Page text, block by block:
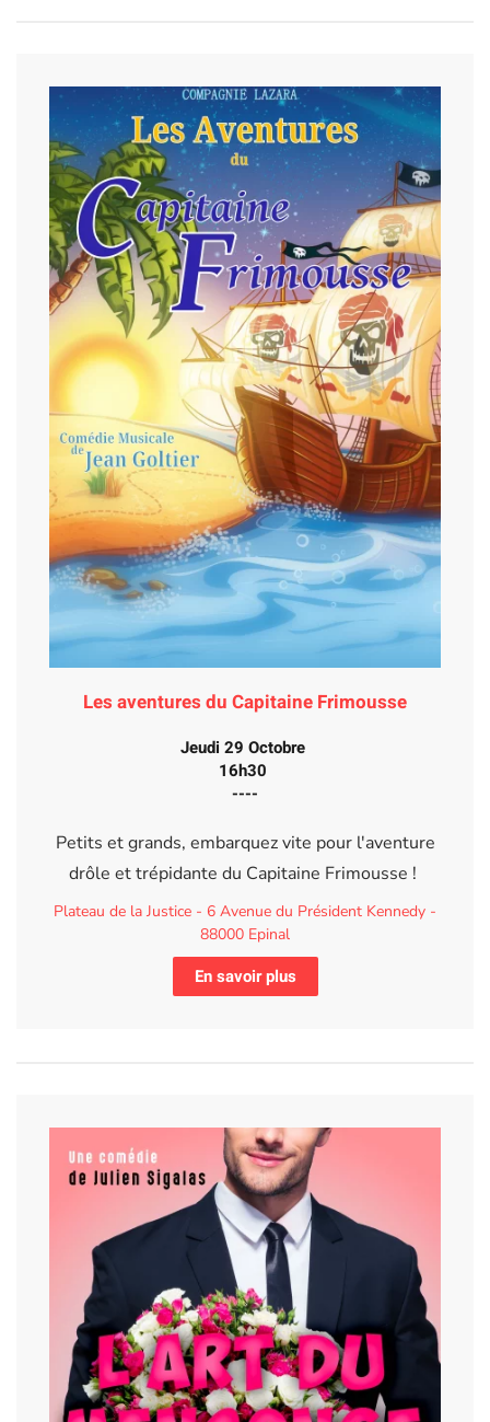
Les aventures du Capitaine Frimousse
Jeudi 29 Octobre
16h30
----
Petits et grands, embarquez vite pour l'aventure
drôle et trépidante du Capitaine Frimousse !
Plateau de la Justice - 6 Avenue du Président Kennedy -
88000 Epinal
En savoir plus